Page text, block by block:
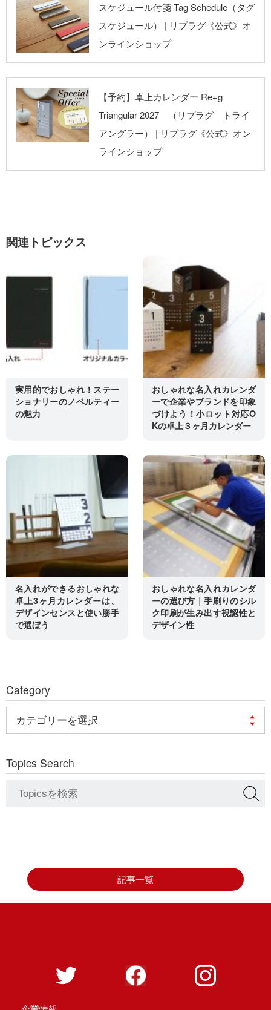
リプラグ《公式》
オンラインショッ
プ
スケジュール付箋 Tag Schedule（タグ
スケジュール） | リプラグ《公式》オ
ンラインショップ
リプラグ《公式》
オンラインショッ
プ
【予約】卓上カレンダー Re+g
Triangular 2027 （リプラグ トライ
アングラー） | リプラグ《公式》オン
ラインショップ
関連トピックス
実用的でおしゃれ！ステー
ショナリーのノベルティー
の魅力
おしゃれな名入れカレンダ
ーで企業やブランドを印象
づけよう！小ロット対応O
Kの卓上３ヶ月カレンダー
名入れができるおしゃれな
卓上3ヶ月カレンダーは、
デザインセンスと使い勝手
で選ぼう
おしゃれな名入れカレンダ
ーの選び方｜手刷りのシル
ク印刷が生み出す視認性と
デザイン性
Category
Topics Search
記事一覧